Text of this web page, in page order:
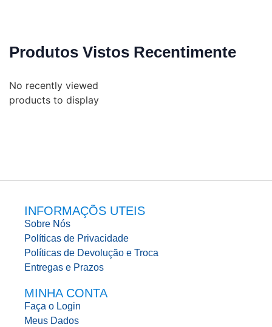
Produtos Vistos Recentimente
No recently viewed
products to display
INFORMAÇÕS UTEIS
Sobre Nós
Políticas de Privacidade
Políticas de Devolução e Troca
Entregas e Prazos
MINHA CONTA
Faça o Login
Meus Dados